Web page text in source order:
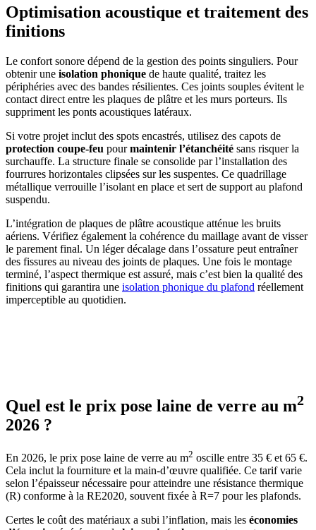
Optimisation acoustique et traitement des
finitions
Le confort sonore dépend de la gestion des points singuliers. Pour
obtenir une isolation phonique de haute qualité, traitez les
périphéries avec des bandes résilientes. Ces joints souples évitent le
contact direct entre les plaques de plâtre et les murs porteurs. Ils
suppriment les ponts acoustiques latéraux.
Si votre projet inclut des spots encastrés, utilisez des capots de
protection coupe-feu pourmaintenir l’étanchéité sans risquer la
surchauffe. La structure finale se consolide par l’installation des
fourrures horizontales clipsées sur les suspentes. Ce quadrillage
métallique verrouille l’isolant en place et sert de support au plafond
suspendu.
L’intégration de plaques de plâtre acoustique atténue les bruits
aériens. Vérifiez également la cohérence du maillage avant de visser
le parement final. Un léger décalage dans l’ossature peut entraîner
des fissures au niveau des joints de plaques. Une fois le montage
terminé, l’aspect thermique est assuré, mais c’est bien la qualité des
finitions qui garantira une isolation phonique du plafond réellement
imperceptible au quotidien.
Quel est le prix pose laine de verre au m2
2026 ?
En 2026, le prix pose laine de verre au m2 oscille entre 35 € et 65 €.
Cela inclut la fourniture et la main-d’œuvre qualifiée. Ce tarif varie
selon l’épaisseur nécessaire pour atteindre une résistance thermique
(R) conforme à la RE2020, souvent fixée à R=7 pour les plafonds.
Certes le coût des matériaux a subi l’inflation, mais les économies